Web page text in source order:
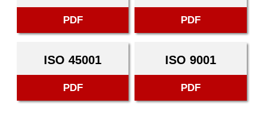
PDF PDF
ISO 45001
PDF
ISO 9001
PDF